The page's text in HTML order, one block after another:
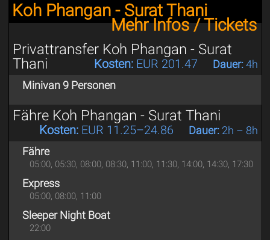
Koh Phangan - Surat Thani
Mehr Infos / Tickets
Privattransfer Koh Phangan - Surat
Thani
Kosten:EUR 201.47 Dauer:4h
Minivan 9 Personen
Fähre Koh Phangan - Surat Thani
Kosten:EUR 11.25–24.86 Dauer:2h – 8h
Fähre
05:00, 05:30, 08:00, 08:30, 11:00, 11:30, 14:00, 14:30, 17:30
Express
05:00, 08:00, 11:00
Sleeper Night Boat
22:00